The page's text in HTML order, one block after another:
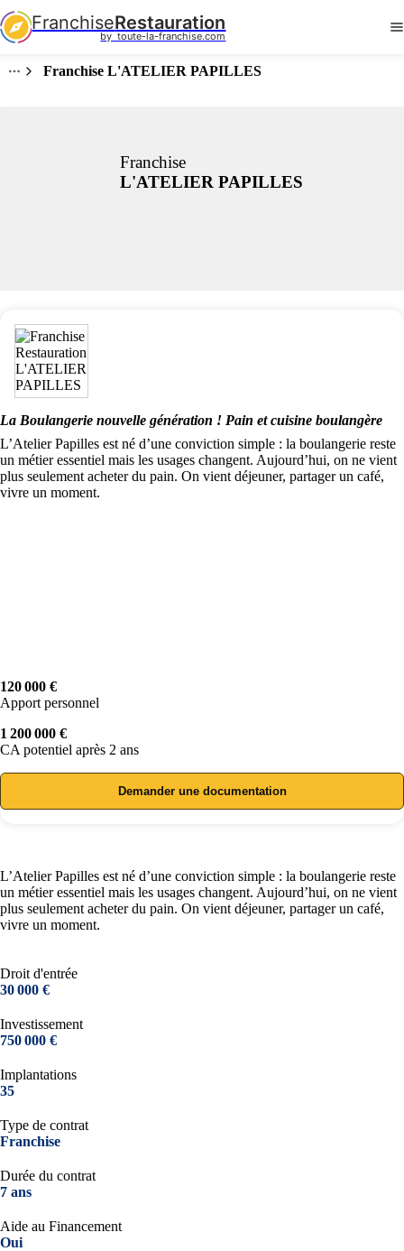
FranchiseRestauration
by  toute-la-franchise.com
Franchise L'ATELIER PAPILLES
Franchise
L'ATELIER PAPILLES
La Boulangerie nouvelle génération ! Pain et cuisine boulangère
L’Atelier Papilles est né d’une conviction simple : la boulangerie reste
un métier essentiel mais les usages changent. Aujourd’hui, on ne vient
plus seulement acheter du pain. On vient déjeuner, partager un café,
vivre un moment.
120 000 €
Apport personnel
1 200 000 €
CA potentiel après 2 ans
Demander une documentation
L’Atelier Papilles est né d’une conviction simple : la boulangerie reste
un métier essentiel mais les usages changent. Aujourd’hui, on ne vient
plus seulement acheter du pain. On vient déjeuner, partager un café,
vivre un moment.
Droit d'entrée
30 000 €
Investissement
750 000 €
Implantations
35
Type de contrat
Franchise
Durée du contrat
7 ans
Aide au Financement
Oui